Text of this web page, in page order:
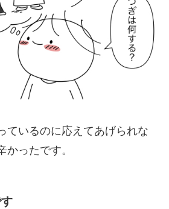
ているのに応えてあげられな
かったです。